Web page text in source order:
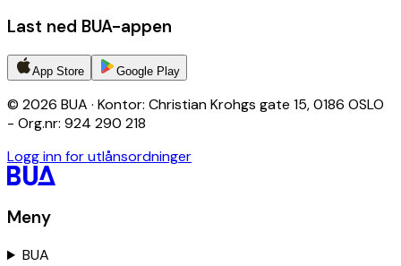
Last ned BUA-appen
App Store Google Play
© 2026 BUA · Kontor: Christian Krohgs gate 15, 0186 OSLO
- Org.nr: 924 290 218
Logg inn for utlånsordninger
Meny
BUA